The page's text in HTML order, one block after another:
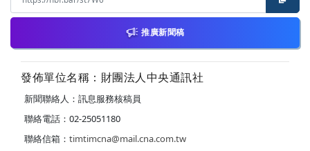
推廣新聞稿
發佈單位名稱：財團法人中央通訊社
新聞聯絡人：訊息服務核稿員
聯絡電話：02-25051180
聯絡信箱： timtimcna@mail.cna.com.tw